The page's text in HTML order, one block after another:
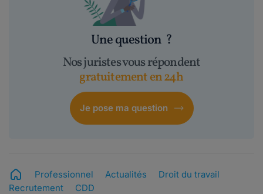
Une question ?
Nos juristes vous répondent
gratuitement en 24h
Je pose ma question
Professionnel Actualités
Droit du travail
Recrutement
CDD